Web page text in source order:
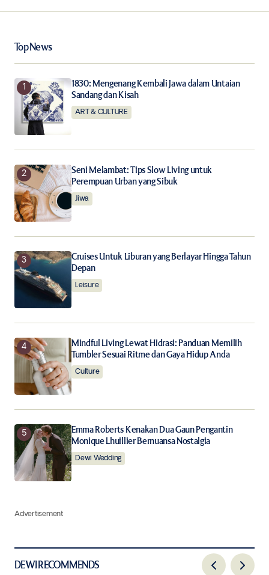
Your Name
Your E-mail*
Save my name, email, and website in this browser for
the next time I comment.
Notify me of new posts by email.
Submit Comment
Top News
1830: Mengenang Kembali Jawa dalam Untaian
Sandang dan Kisah
ART & CULTURE
Seni Melambat: Tips Slow Living untuk
Perempuan Urban yang Sibuk
Jiwa
Cruises Untuk Liburan yang Berlayar Hingga Tahun
Depan
Leisure
Mindful Living Lewat Hidrasi: Panduan Memilih
Tumbler Sesuai Ritme dan Gaya Hidup Anda
Culture
Emma Roberts Kenakan Dua Gaun Pengantin
Monique Lhuillier Bernuansa Nostalgia
Dewi Wedding
Advertisement
DEWI RECOMMENDS